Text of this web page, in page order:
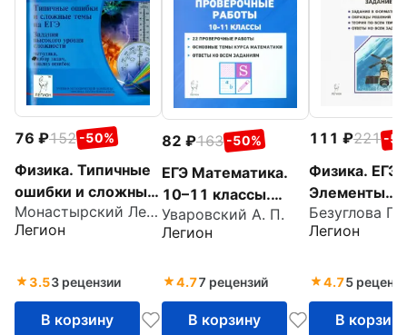
76 152 -50%
Физика. Типичные
ошибки и сложные
темы на ЕГЭ. Часть
С. Методика,
анализ ошибок
Монастырский Лев Михайлович
Легион
3.53 рецензии
В корзину
82 163 -50%
ЕГЭ Математика.
10–11 классы.
Проверочные
работы
Уваровский А. П.
Легион
4.77 рецензий
В корзину
111 221 -
Физика.
Элементы
астрофизики
Легион
4.75
В корзину